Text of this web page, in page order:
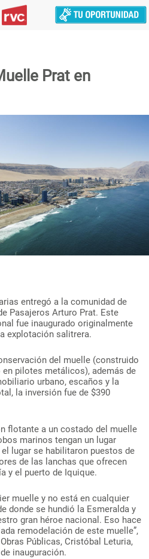
Prat en
entregó a la comunidad de
Pasajeros Arturo Prat. Este
fue inaugurado originalmente
explotación salitrera.
del muelle (construido
pilotes metálicos), además de
urbano, escaños y la
la inversión fue de $390
flotante a un costado del muelle
marinos tengan un lugar
lugar se habilitaron puestos de
de las lanchas que ofrecen
y el puerto de Iquique.
muelle y no está en cualquier
donde se hundió la Esmeralda y
gran héroe nacional. Eso hace
remodelación de este muelle”,
Públicas, Cristóbal Leturia,
inauguración.